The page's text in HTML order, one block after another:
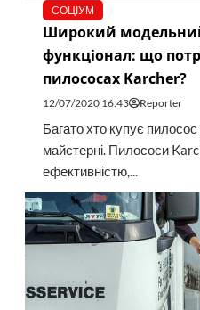
СОЦІУМ
Широкий
функціонал: що
пилососах Karcher?
12/07/2020 16:43 Reporter
Багато хто купує
майстерні. Пилососи
ефективністю,...